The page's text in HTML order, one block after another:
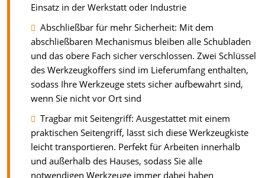
Einsatz in der Werkstatt oder Industrie
Abschließbar für mehr Sicherheit: Mit dem
abschließbaren Mechanismus bleiben alle Schubladen
und das obere Fach sicher verschlossen. Zwei Schlüssel
des Werkzeugkoffers sind im Lieferumfang enthalten,
sodass Ihre Werkzeuge stets sicher aufbewahrt sind,
wenn Sie nicht vor Ort sind
Tragbar mit Seitengriff: Ausgestattet mit einem
praktischen Seitengriff, lässt sich diese Werkzeugkiste
leicht transportieren. Perfekt für Arbeiten innerhalb
und außerhalb des Hauses, sodass Sie alle
notwendigen Werkzeuge immer dabei haben